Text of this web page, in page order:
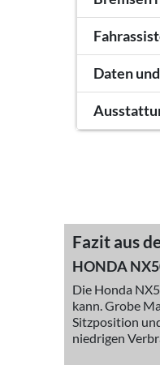
Daten
Fazit aus
HONDA
Die Honda
kann. Grobe
Sitzposition
niedrigen